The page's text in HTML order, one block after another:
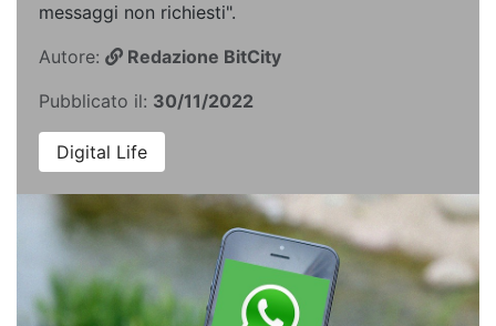
messaggi non richiesti".
Autore:
Redazione BitCity
Pubblicato il: 30/11/2022
Digital Life